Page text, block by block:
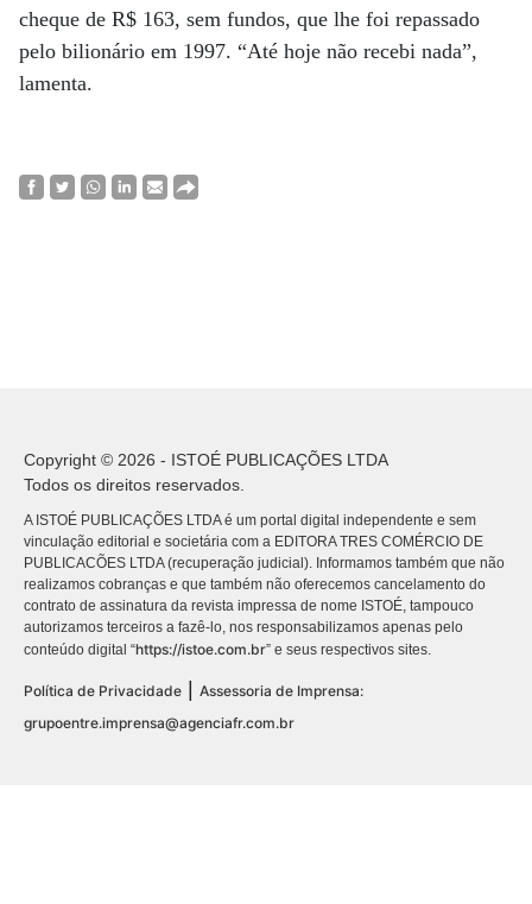
cheque de R$ 163, sem fundos, que lhe foi repassado
pelo bilionário em 1997. “Até hoje não recebi nada”,
lamenta.
Copyright © 2026 - ISTOÉ PUBLICAÇÕES LTDA
Todos os direitos reservados.
A ISTOÉ PUBLICAÇÕES LTDA é um portal digital independente e sem
vinculação editorial e societária com a EDITORA TRES COMÉRCIO DE
PUBLICACÕES LTDA (recuperação judicial). Informamos também que não
realizamos cobranças e que também não oferecemos cancelamento do
contrato de assinatura da revista impressa de nome ISTOÉ, tampouco
autorizamos terceiros a fazê-lo, nos responsabilizamos apenas pelo
conteúdo digital “https://istoe.com.br” e seus respectivos sites.
Política de Privacidade
Assessoria de Imprensa:
grupoentre.imprensa@agenciafr.com.br